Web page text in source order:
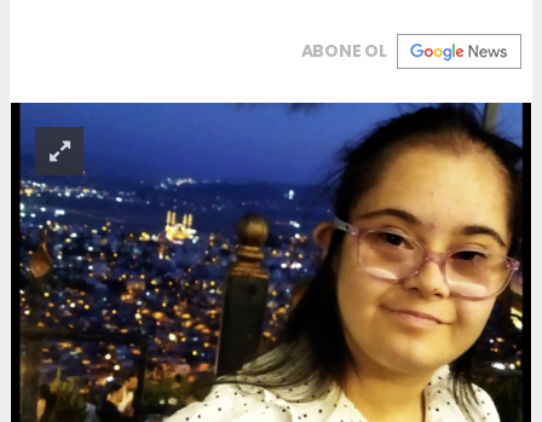
ABONE OL